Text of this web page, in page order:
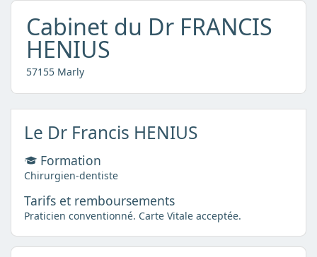
Cabinet du Dr FRANCIS
HENIUS
57155 Marly
Le Dr Francis HENIUS
Formation
Chirurgien-dentiste
Tarifs et remboursements
Praticien conventionné. Carte Vitale acceptée.